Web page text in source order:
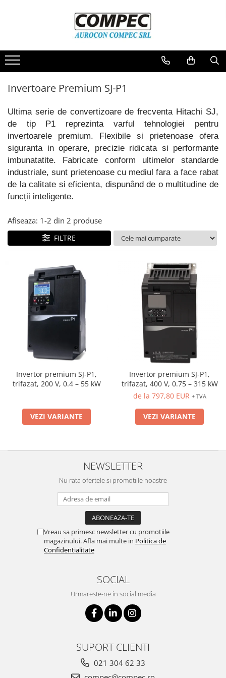
Spray-uri Kontakt Chemie
Spray-uri curatare piese electrice
si de precizie
Spray-uri protectie
Lubrifianti
Spray-uri speciale
Spray-uri racire
Senzori de presiune
Senzori inductivi
Senzori fotoelectrici
Invertoare Hitachi
Invertoare Micro NE-S1
Invertoare Compacte WJ-C1
Invertoare Standard S1
Accesorii Invertoare
Electrica si Automatizare
Cabluri, Conectori si Accesorii
Produse mecanice si scule
Invertoare Premium SJ-P1
Ultima serie de convertizoare de frecventa Hitachi SJ,
de tip P1 reprezinta varful tehnologiei pentru
invertoarele premium. Flexibile si prietenoase ofera
siguranta in operare, precizie ridicata si performante
imbunatatite. Fabricate conform ultimelor standarde
industriale, sunt prietenoase cu mediul fara a face rabat
de la calitate si eficienta, dispunând de o multitudine de
funcții inteligente.
Afiseaza: 1-2 din 2 produse
FILTRE
Invertor premium SJ-P1,
trifazat, 200 V, 0.4 – 55 kW
VEZI VARIANTE
Invertor premium SJ-P1,
trifazat, 400 V, 0.75 – 315 kW
de la 797,80 EUR + TVA
VEZI VARIANTE
NEWSLETTER
Nu rata ofertele si promotiile noastre
Vreau sa primesc newsletter cu promotiile
magazinului. Afla mai multe in Politica de
Confidentialitate
SOCIAL
Urmareste-ne in social media
SUPORT CLIENTI
021 304 62 33